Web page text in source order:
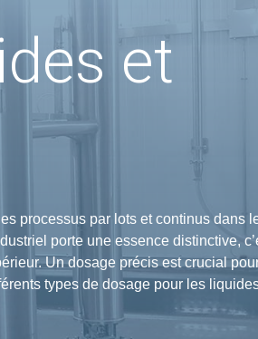
et
processus par lots et continus dans
porte une essence distinctive,
Un dosage précis est crucial
types de dosage pour les